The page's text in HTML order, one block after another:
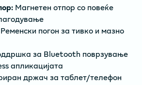
Магнетен отпор со повеќе
Ременски погон за тивко и мазно
за Bluetooth поврзување
апликацијата
држач за таблет/телефон